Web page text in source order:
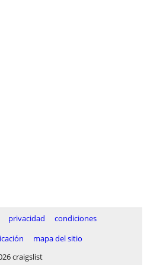
privacidad
condiciones
mapa del sitio
craigslist